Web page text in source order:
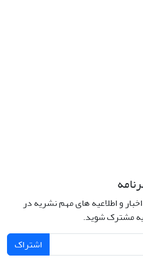
و اطلاعیه های مهم نشریه در
مشترک شوید.
اشتراک